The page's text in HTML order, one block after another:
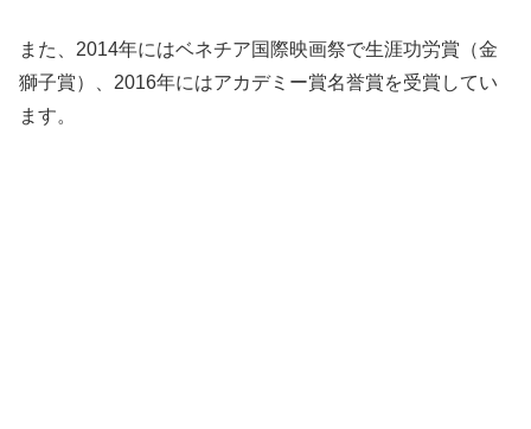
また、2014年にはベネチア国際映画祭で生涯功労賞（金
獅子賞）、2016年にはアカデミー賞名誉賞を受賞してい
ます。